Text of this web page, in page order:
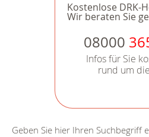
Kostenlose DRK-
Wir beraten Sie
08000
Infos für Sie
rund um
Geben Sie hier Ihren Suchbegriff